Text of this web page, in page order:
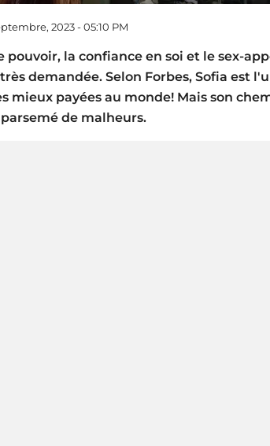
2023 - 05:10 PM
pouvoir, la confiance en soi et le sex-
demandée. Selon Forbes, Sofia est
mieux payées au monde! Mais son
de malheurs.